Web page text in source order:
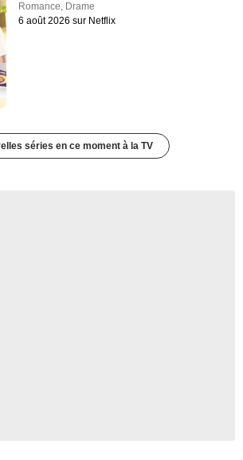
Romance, Drame
6 août 2026 sur Netflix
séries en ce moment à la TV